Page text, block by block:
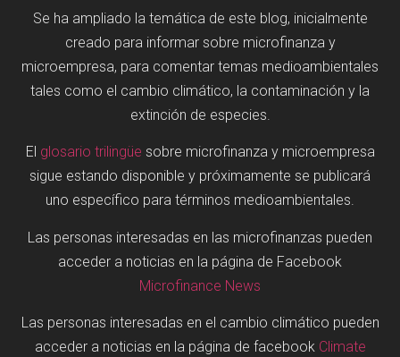
Se ha ampliado la temática de este blog, inicialmente
creado para informar sobre microfinanza y
microempresa, para comentar temas medioambientales
tales como el cambio climático, la contaminación y la
extinción de especies.
El glosario trilingüe sobre microfinanza y microempresa
sigue estando disponible y próximamente se publicará
uno específico para términos medioambientales.
Las personas interesadas en las microfinanzas pueden
acceder a noticias en la página de Facebook
Microfinance News
Las personas interesadas en el cambio climático pueden
acceder a noticias en la página de facebook Climate